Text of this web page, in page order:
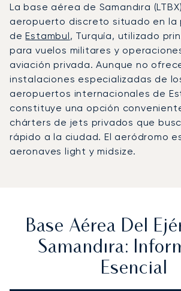
La base aérea de Samandıra
aeropuerto discreto situado en
deEstambul, Turquía, utilizado
para vuelos militares y
aviación privada. Aunque no
instalaciones especializadas de
aeropuertos internacionales de
constituye una opción
chárters de jets privados que
rápido a la ciudad. El aeródromo
aeronaves light y midsize.
Base Aérea Del
Samandıra:
Esencial